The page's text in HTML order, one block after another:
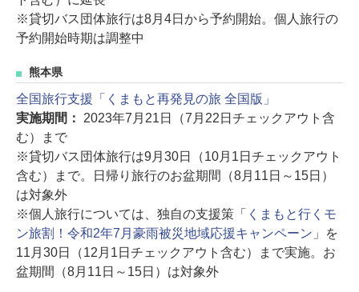
※貸切バス団体旅行は8月4日から予約開始。個人旅行の
予約開始時期は調整中
熊本県
全国旅行支援「くまもと再発見の旅 全国版」
実施期間： 2023年7月21日（7月22日チェックアウト含
む）まで
※貸切バス団体旅行は9月30日（10月1日チェックアウト
含む）まで。日帰り旅行のお盆期間（8月11日～15日）
は対象外
※個人旅行については、独自の支援策「 くまもと行くモ
ン旅割！令和2年7月豪雨被災地域応援キャンペーン 」を
11月30日（12月1日チェックアウト含む）まで実施。お
盆期間（8月11日～15日）は対象外